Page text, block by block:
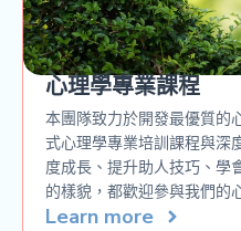
心理學專業課程
本團隊致力於開發最優質的
式心理學專業培訓課程與深
度成長、提升助人技巧、學
的樣貌，都歡迎參與我們的
Learn more